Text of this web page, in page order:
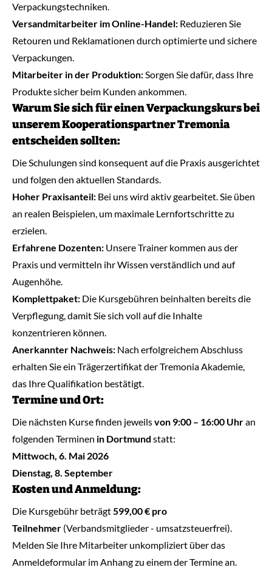
Verpackungstechniken.
Versandmitarbeiter im Online-Handel: Reduzieren Sie
Retouren und Reklamationen durch optimierte und sichere
Verpackungen.
Mitarbeiter in der Produktion:Sorgen Sie dafür, dass Ihre
Produkte sicher beim Kunden ankommen.
Warum Sie sich für einen Verpackungskurs bei
unserem Kooperationspartner Tremonia
entscheiden sollten:
Die Schulungen sind konsequent auf die Praxis ausgerichtet
und folgen den aktuellen Standards.
Hoher Praxisanteil: Bei uns wird aktiv gearbeitet. Sie üben
an realen Beispielen, um maximale Lernfortschritte zu
erzielen.
Erfahrene Dozenten: Unsere Trainer kommen aus der
Praxis und vermitteln ihr Wissen verständlich und auf
Augenhöhe.
Komplettpaket: Die Kursgebühren beinhalten bereits die
Verpflegung, damit Sie sich voll auf die Inhalte
konzentrieren können.
Anerkannter Nachweis: Nach erfolgreichem Abschluss
erhalten Sie ein Trägerzertifikat der Tremonia Akademie,
das Ihre Qualifikation bestätigt.
Termine und Ort:
Die nächsten Kurse finden jeweilsvon 9:00 – 16:00 Uhran
folgenden Terminen in Dortmund statt:
Mittwoch, 6. Mai 2026
Dienstag, 8. September
Kosten und Anmeldung:
Die Kursgebühr beträgt599,00 € pro
Teilnehmer (Verbandsmitglieder - umsatzsteuerfrei).
Melden Sie Ihre Mitarbeiter unkompliziert über das
Anmeldeformular im Anhang zu einem der Termine an.